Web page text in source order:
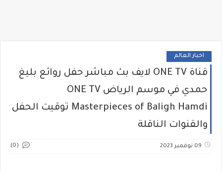
اخبار العالم
قناة ONE TV لايف بث مباشر حفل روائع بليغ
حمدي في موسم الرياض ONE TV
Masterpieces of Baligh Hamdi توقيت الحفل
والقنوات الناقلة
09 نوفمبر 2023 (0)